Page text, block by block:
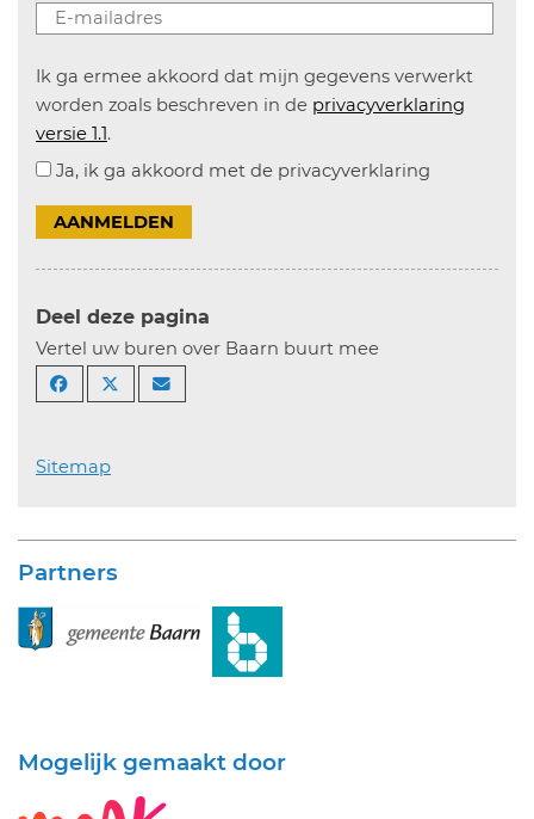
Ik ga ermee akkoord dat mijn gegevens verwerkt
worden zoals beschreven in de privacyverklaring
versie 1.1.
Ja, ik ga akkoord met de privacyverklaring
AANMELDEN
Deel deze pagina
Vertel uw buren over Baarn buurt mee
Sitemap
Partners
Mogelijk gemaakt door